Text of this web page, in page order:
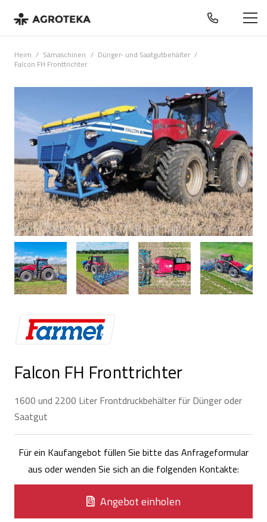
Heim / Sämaschinen / Dünger- und Saatgutbehälter /
Falcon FH Fronttrichter
Falcon FH Fronttrichter
1600 und 2200 Liter Frontdruckbehälter für Dünger oder
Saatgut
Für ein Kaufangebot füllen Sie bitte das Anfrageformular
aus oder wenden Sie sich an die folgenden Kontakte:
Angebot einholen